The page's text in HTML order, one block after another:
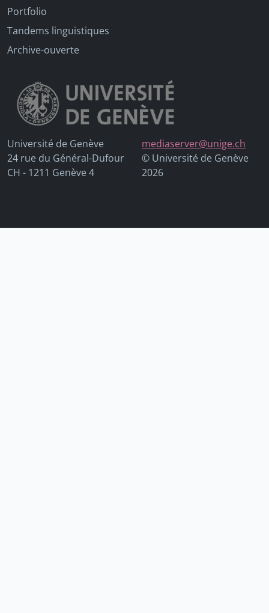
Portfolio
Tandems linguistiques
Archive-ouverte
Université de Genève
24 rue du Général-Dufour
CH - 1211 Genève 4
mediaserver@unige.ch
© Université de Genève
2026